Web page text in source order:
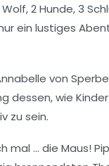
Wolf, 2 Hunde, 3
ein lustiges
von
dessen, wie
zu sein.
mal … die Maus!